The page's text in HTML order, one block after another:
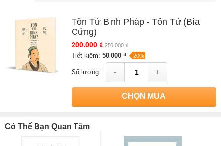
Xem tất cả sách của tác giả Tôn Tử
Tôn Tử Binh Pháp - Tôn Tử (Bìa Cứng)
có bán tại Nhà sách online NetaBooks với ưu đãi Bao sách miễn phí
và Gian hàng NetaBooks tại Tiki với ưu đãi Bao sách miễn phí và
Tôn Tử Binh Pháp - Tôn Tử (Bìa
Cứng)
200.000 ₫ 250.000 ₫
Tiết kiệm:50.000 ₫ -20%
Số lượng: - +
CHỌN MUA
Có Thể Bạn Quan Tâm